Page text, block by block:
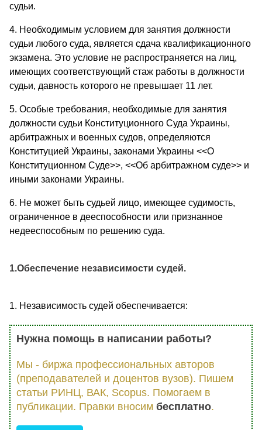
судьи.
4. Необходимым условием для занятия должности
судьи любого суда, является сдача квалификационного
экзамена. Это условие не распространяется на лиц,
имеющих соответствующий стаж работы в должности
судьи, давность которого не превышает 11 лет.
5. Особые требования, необходимые для занятия
должности судьи Конституционного Суда Украины,
арбитражных и военных судов, определяются
Конституцией Украины, законами Украины <<О
Конституционном Суде>>, <<Об арбитражном суде>> и
иными законами Украины.
6. Не может быть судьей лицо, имеющее судимость,
ограниченное в дееспособности или признанное
недееспособным по решению суда.
1.Обеспечение независимости судей.
1. Независимость судей обеспечивается:
Нужна помощь в написании работы?
Мы - биржа профессиональных авторов
(преподавателей и доцентов вузов). Пишем
статьи РИНЦ, ВАК, Scopus. Помогаем в
публикации. Правки вносим бесплатно.